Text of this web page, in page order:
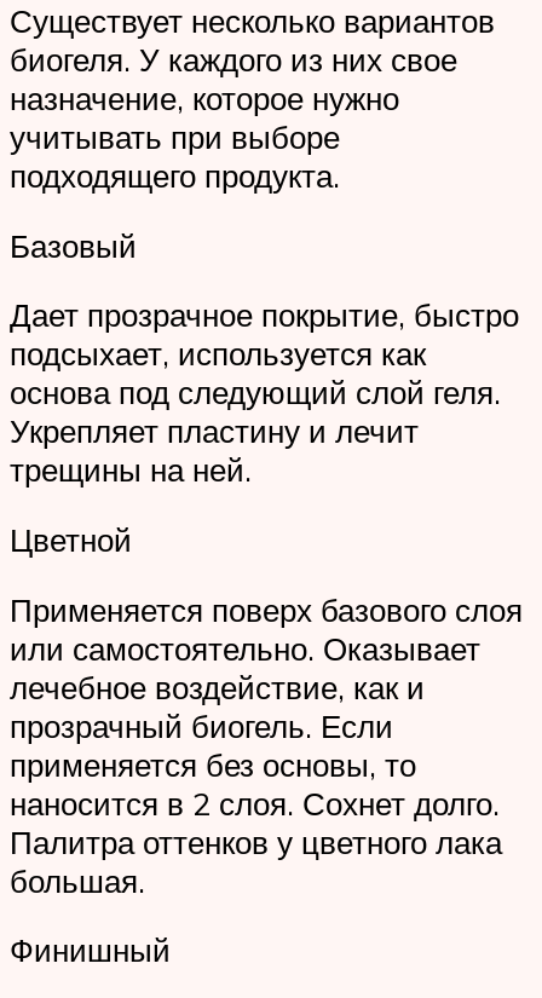
Существует несколько вариантов
биогеля. У каждого из них свое
назначение, которое нужно
учитывать при выборе
подходящего продукта.
Базовый
Дает прозрачное покрытие, быстро
подсыхает, используется как
основа под следующий слой геля.
Укрепляет пластину и лечит
трещины на ней.
Цветной
Применяется поверх базового слоя
или самостоятельно. Оказывает
лечебное воздействие, как и
прозрачный биогель. Если
применяется без основы, то
наносится в 2 слоя. Сохнет долго.
Палитра оттенков у цветного лака
большая.
Финишный